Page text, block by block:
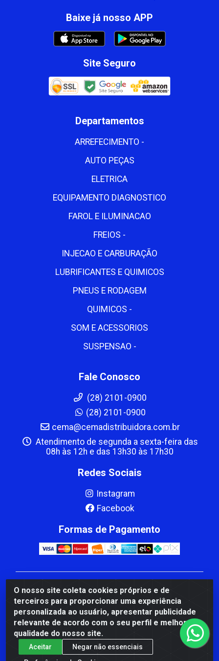
O nosso site coleta cookies próprios e de
terceiros para proporcionar uma experiência
personalizada ao usuário, apresentar publicidade
relevante de acordo com o seu perfil e melhorar a
qualidade do nosso site.
Aceitar
Negar não essenciais
Baixe já nosso APP
Site Seguro
Departamentos
ARREFECIMENTO -
AUTO PEÇAS
ELETRICA
EQUIPAMENTO DIAGNOSTICO
FAROL E ILUMINACAO
FREIOS -
INJECAO E CARBURAÇÃO
LUBRIFICANTES E QUIMICOS
PNEUS E RODAGEM
QUIMICOS -
SOM E ACESSORIOS
SUSPENSAO -
Fale Conosco
(28) 2101-0900
(28) 2101-0900
cema@cemadistribuidora.com.br
Atendimento de segunda a sexta-feira das
08h às 12h e das 13h30 às 17h30
Redes Sociais
Instagram
Facebook
Formas de Pagamento
CBP MACEDO COMERCIO PEÇAS LTDA Matriz - av
Mauro Miranda Madureira, 1249 - Coramara , Cachoeiro
de Itapemirim/ES - CEP 29.311-310 - CNPJ
00.502.680/0001-41